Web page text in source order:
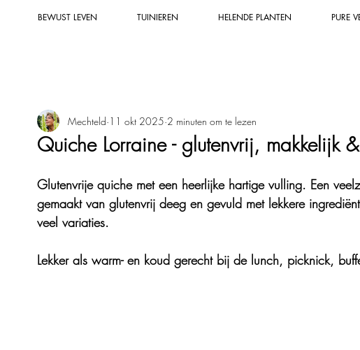
BEWUST LEVEN TUINIEREN HELENDE PLANTEN PURE
Natuurkracht & groene rituelen Helende zalf & tinctuur
Natuurlijke tuintips Composteren & biodiversiteit Wildplukken
Quiche Lorraine - glutenvrij, makkelijk
Mechteld 11 okt 2025 2 minuten om te lezen
Glutenvrije quiche met een heerlijke hartige vulling. Een
gemaakt van glutenvrij deeg en gevuld met lekkere
veel variaties.
Lekker als warm- en koud gerecht bij de lunch, picknick,